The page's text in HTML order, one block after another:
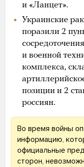
и «Ланцет».
Украинские
поразили 2
и военной
комплекса,
позиции и 2
россиян.
Во время войны
информацию,
официальные
сторон,